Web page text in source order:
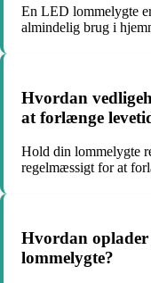
En LED lommelygte
almindelig brug i
Hvordan
at forlænge
Hold din lommelygte
regelmæssigt for at
Hvordan oplader
lommelygte?